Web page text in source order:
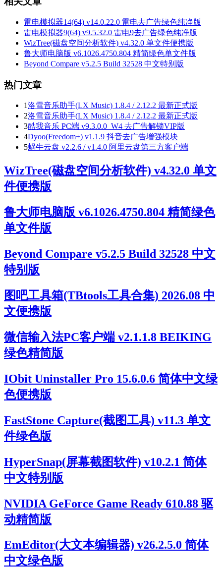
雷电模拟器14(64) v14.0.22.0 雷电去广告绿色纯净版
雷电模拟器9(64) v9.5.32.0 雷电9去广告绿色纯净版
WizTree(磁盘空间分析软件) v4.32.0 单文件便携版
鲁大师电脑版 v6.1026.4750.804 精简绿色单文件版
Beyond Compare v5.2.5 Build 32528 中文特别版
热门文章
1洛雪音乐助手(LX Music) 1.8.4 / 2.12.2 最新正式版
2洛雪音乐助手(LX Music) 1.8.4 / 2.12.2 最新正式版
3酷我音乐 PC端 v9.3.0.0_W4 去广告解锁VIP版
4Dyoo(Freedom+) v1.1.9 抖音去广告增强模块
5蜗牛云盘 v2.2.6 / v1.4.0 阿里云盘第三方客户端
WizTree(磁盘空间分析软件) v4.32.0 单文
件便携版
鲁大师电脑版 v6.1026.4750.804 精简绿色
单文件版
Beyond Compare v5.2.5 Build 32528 中文
特别版
图吧工具箱(TBtools工具合集) 2026.08 中
文便携版
微信输入法PC客户端 v2.1.1.8 BEIKING
绿色精简版
IObit Uninstaller Pro 15.6.0.6 简体中文绿
色便携版
FastStone Capture(截图工具) v11.3 单文
件绿色版
HyperSnap(屏幕截图软件) v10.2.1 简体
中文特别版
NVIDIA GeForce Game Ready 610.88 驱
动精简版
EmEditor(大文本编辑器) v26.2.5.0 简体
中文绿色版